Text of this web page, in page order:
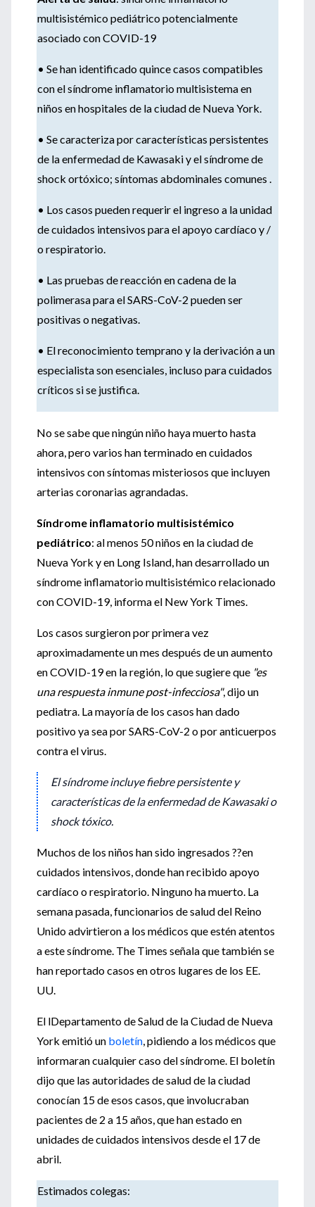
multisistémico pediátrico potencialmente
asociado con COVID-19
• Se han identificado quince casos compatibles
con el síndrome inflamatorio multisistema en
niños en hospitales de la ciudad de Nueva York.
• Se caracteriza por características persistentes
de la enfermedad de Kawasaki y el síndrome de
shock ortóxico; síntomas abdominales comunes .
• Los casos pueden requerir el ingreso a la unidad
de cuidados intensivos para el apoyo cardíaco y /
o respiratorio.
• Las pruebas de reacción en cadena de la
polimerasa para el SARS-CoV-2 pueden ser
positivas o negativas.
• El reconocimiento temprano y la derivación a un
especialista son esenciales, incluso para cuidados
críticos si se justifica.
No se sabe que ningún niño haya muerto hasta
ahora, pero varios han terminado en cuidados
intensivos con síntomas misteriosos que incluyen
arterias coronarias agrandadas.
Síndrome inflamatorio multisistémico
pediátrico: al menos 50 niños en la ciudad de
Nueva York y en Long Island, han desarrollado un
síndrome inflamatorio multisistémico relacionado
con COVID-19, informa el New York Times.
Los casos surgieron por primera vez
aproximadamente un mes después de un aumento
en COVID-19 en la región, lo que sugiere que "es
una respuesta inmune post-infecciosa", dijo un
pediatra. La mayoría de los casos han dado
positivo ya sea por SARS-CoV-2 o por anticuerpos
contra el virus.
El síndrome incluye fiebre persistente y
características de la enfermedad de Kawasaki o
shock tóxico.
Muchos de los niños han sido ingresados ??en
cuidados intensivos, donde han recibido apoyo
cardíaco o respiratorio. Ninguno ha muerto. La
semana pasada, funcionarios de salud del Reino
Unido advirtieron a los médicos que estén atentos
a este síndrome. The Times señala que también se
han reportado casos en otros lugares de los EE.
UU.
El lDepartamento de Salud de la Ciudad de Nueva
York emitió un boletín, pidiendo a los médicos que
informaran cualquier caso del síndrome. El boletín
dijo que las autoridades de salud de la ciudad
conocían 15 de esos casos, que involucraban
pacientes de 2 a 15 años, que han estado en
unidades de cuidados intensivos desde el 17 de
abril.
Estimados colegas: